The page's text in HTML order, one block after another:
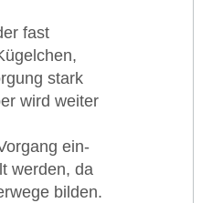
fast
stark
wird weiter
ein-
werden, da
bilden.